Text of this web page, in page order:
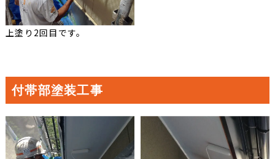
上塗り2回目です。
付帯部塗装工事